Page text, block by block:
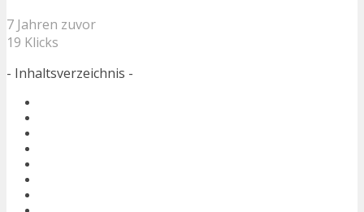
7 Jahren zuvor
19 Klicks
- Inhaltsverzeichnis -